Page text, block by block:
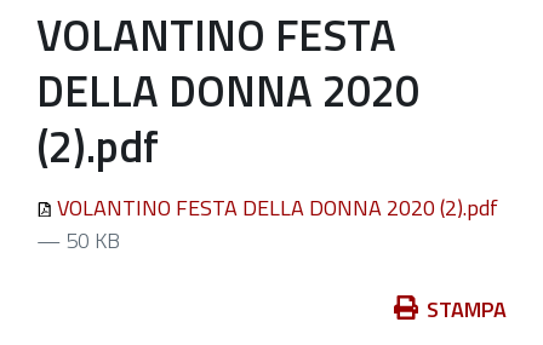
VOLANTINO FESTA
DELLA DONNA 2020
(2).pdf
VOLANTINO FESTA DELLA DONNA 2020 (2).pdf
— 50 KB
STAMPA